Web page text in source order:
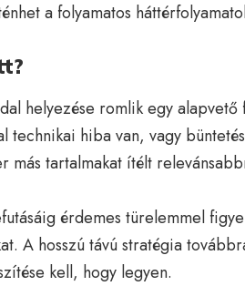
a folyamatos
helyezése romlik egy alapvető
hiba van, vagy
más tartalmakat ítélt
érdemes türelemmel
A hosszú távú stratégia
kell, hogy legyen.